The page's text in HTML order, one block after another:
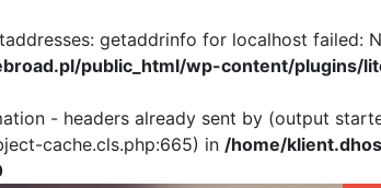
getaddrinfo for localhost failed:
public_html/wp-content/plugins/
- headers already sent by (output
cache.cls.php:665) in /home/